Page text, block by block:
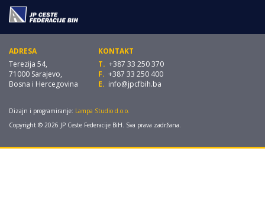
ADRESA
Terezija 54,
71000 Sarajevo,
Bosna i Hercegovina
KONTAKT
T. +387 33 250 370
F. +387 33 250 400
E. info@jpcfbih.ba
Dizajn i programiranje: Lampa Studio d.o.o.
Copyright © 2026 JP Ceste Federacije BiH. Sva prava zadržana.